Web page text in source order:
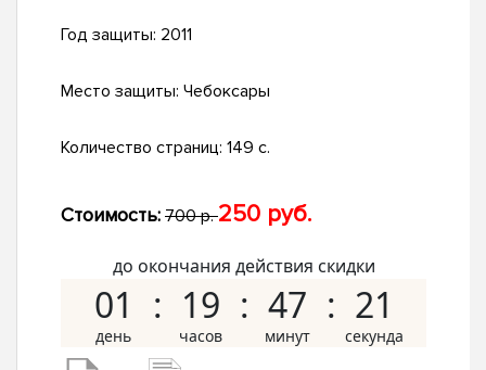
Год защиты: 2011
Место защиты: Чебоксары
Количество страниц: 149 с.
Стоимость: 700 р.250 руб.
до окончания действия скидки
01 19 47 20